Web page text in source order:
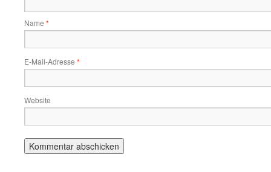
Name *
E-Mail-Adresse *
Website